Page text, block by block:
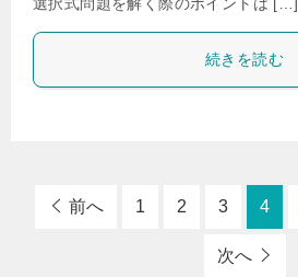
続きを読む
前へ 1 2 3 4
次へ